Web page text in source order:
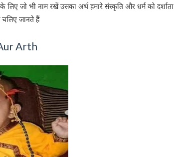
जो भी नाम रखें उसका अर्थ हमारे संस्कृति और धर्म को दर्शाता
जानते हैं
Arth